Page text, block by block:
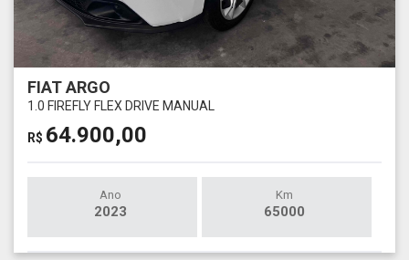
FIAT ARGO
1.0 FIREFLY FLEX DRIVE MANUAL
R$ 64.900,00
Ano
2023
Km
65000